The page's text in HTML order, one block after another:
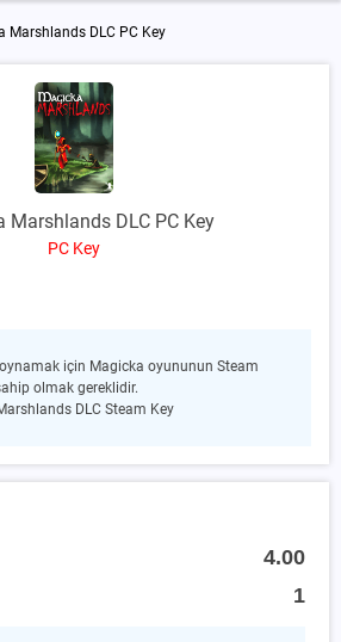
Marshlands DLC PC Key
Marshlands DLC PC Key
PC Key
için Magicka oyununun Steam
olmak gereklidir.
DLC Steam Key
4.00
1